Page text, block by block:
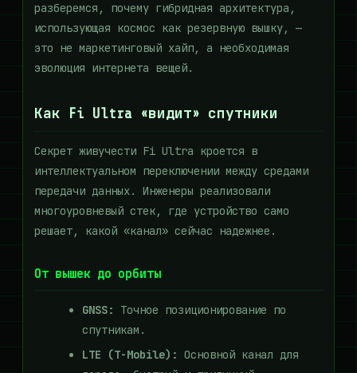
разберемся, почему гибридная архитектура,
использующая космос как резервную вышку, —
это не маркетинговый хайп, а необходимая
эволюция интернета вещей.
Как Fi Ultra «видит» спутники
Секрет живучести Fi Ultra кроется в
интеллектуальном переключении между средами
передачи данных. Инженеры реализовали
многоуровневый стек, где устройство само
решает, какой «канал» сейчас надежнее.
От вышек до орбиты
GNSS:
Точное позиционирование по
спутникам.
LTE (T-Mobile): Основной канал для